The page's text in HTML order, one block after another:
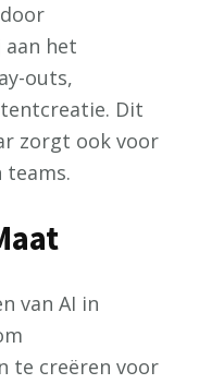
het
outs,
Dit
zorgt ook voor
teams.
van AI in
te creëren voor